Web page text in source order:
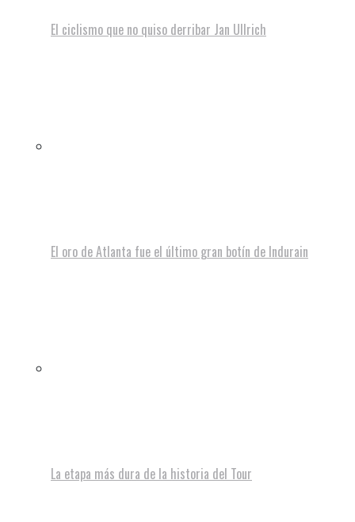
El ciclismo que no quiso derribar Jan Ullrich
El oro de Atlanta fue el último gran botín de Indurain
La etapa más dura de la historia del Tour